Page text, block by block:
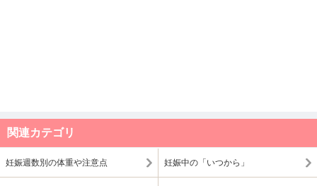
関連カテゴリ
妊娠週数別の体重や注意点 妊娠中の「いつから」